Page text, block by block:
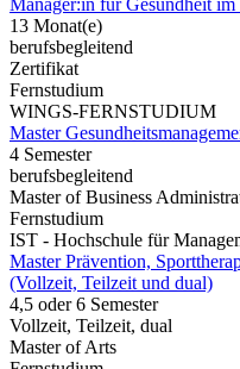
Manager:in für Gesundheit im
13 Monat(e)
berufsbegleitend
Zertifikat
Fernstudium
WINGS-FERNSTUDIUM
Master
4 Semester
berufsbegleitend
Master of Business
Fernstudium
IST - Hochschule für
Master Prävention,
(Vollzeit, Teilzeit und dual)
4,5 oder 6 Semester
Vollzeit, Teilzeit, dual
Master of Arts